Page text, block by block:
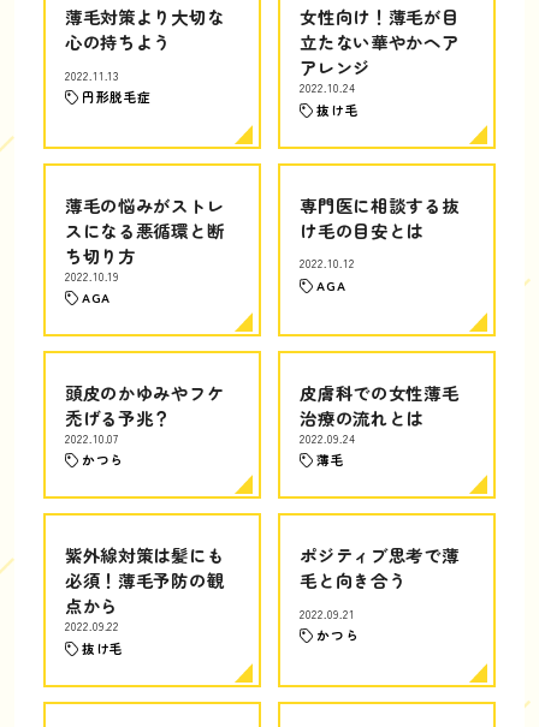
薄毛対策より大切な
心の持ちよう
2022.11.13
円形脱毛症
女性向け！薄毛が目
立たない華やかヘア
アレンジ
2022.10.24
抜け毛
薄毛の悩みがストレ
スになる悪循環と断
ち切り方
2022.10.19
AGA
専門医に相談する抜
け毛の目安とは
2022.10.12
AGA
頭皮のかゆみやフケ
禿げる予兆？
2022.10.07
かつら
皮膚科での女性薄毛
治療の流れとは
2022.09.24
薄毛
紫外線対策は髪にも
必須！薄毛予防の観
点から
2022.09.22
抜け毛
ポジティブ思考で薄
毛と向き合う
2022.09.21
かつら